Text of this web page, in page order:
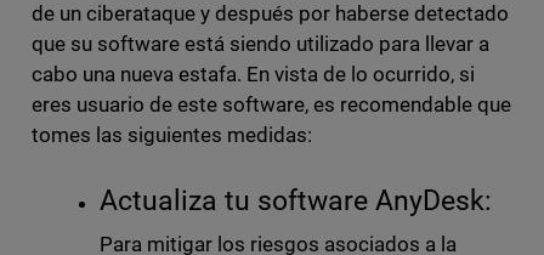
de un ciberataque y después por haberse detectado
que su software está siendo utilizado para llevar a
cabo una nueva estafa. En vista de lo ocurrido, si
eres usuario de este software, es recomendable que
tomes las siguientes medidas:
Actualiza tu software AnyDesk:
Para mitigar los riesgos asociados a la